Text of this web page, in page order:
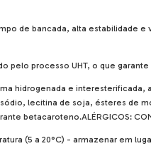
de bancada, alta estabilidade e
pelo processo UHT, o que
hidrogenada e
lecitina de soja, ésteres de
betacaroteno.ALÉRGICOS:
(5 a 20°C) - armazenar em